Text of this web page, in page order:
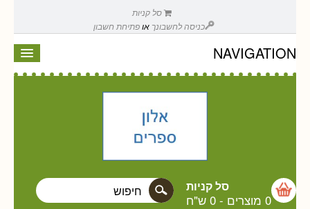
סל קניות
כניסה לחשבונך אופתיחת חשבון
NAVIGATION
סל קניות
0 מוצרים - 0 ש"ח